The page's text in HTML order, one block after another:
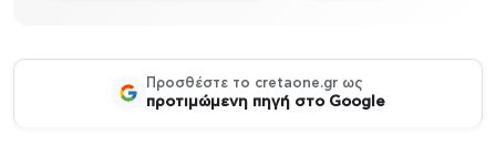
Προσθέστε το cretaone.gr ως
προτιμώμενη πηγή στο Google